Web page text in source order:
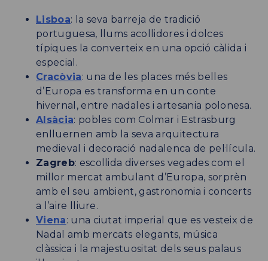
Lisboa: la seva barreja de tradició
portuguesa, llums acollidores i dolces
típiques la converteix en una opció càlida i
especial.
Cracòvia: una de les places més belles
d’Europa es transforma en un conte
hivernal, entre nadales i artesania polonesa.
Alsàcia: pobles com Colmar i Estrasburg
enlluernen amb la seva arquitectura
medieval i decoració nadalenca de pel·lícula.
Zagreb: escollida diverses vegades com el
millor mercat ambulant d’Europa, sorprèn
amb el seu ambient, gastronomia i concerts
a l’aire lliure.
Viena: una ciutat imperial que es vesteix de
Nadal amb mercats elegants, música
clàssica i la majestuositat dels seus palaus